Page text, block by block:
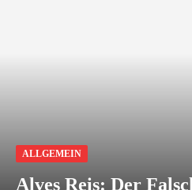
ALLGEMEIN
Alves Reis: Der